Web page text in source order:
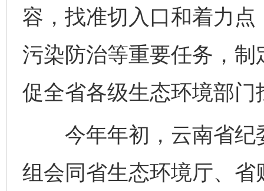
容，找准切入口和着力
污染防治等重要任务，
促全省各级生态环境部门
今年年初，云南省纪
组会同省生态环境厅、